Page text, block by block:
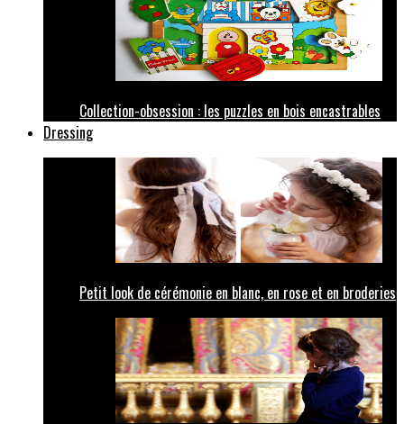
Collection-obsession : les puzzles en bois encastrables
Dressing
Petit look de cérémonie en blanc, en rose et en broderies